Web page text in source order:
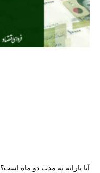
آیا یارانه به مدت دو ماه است؟